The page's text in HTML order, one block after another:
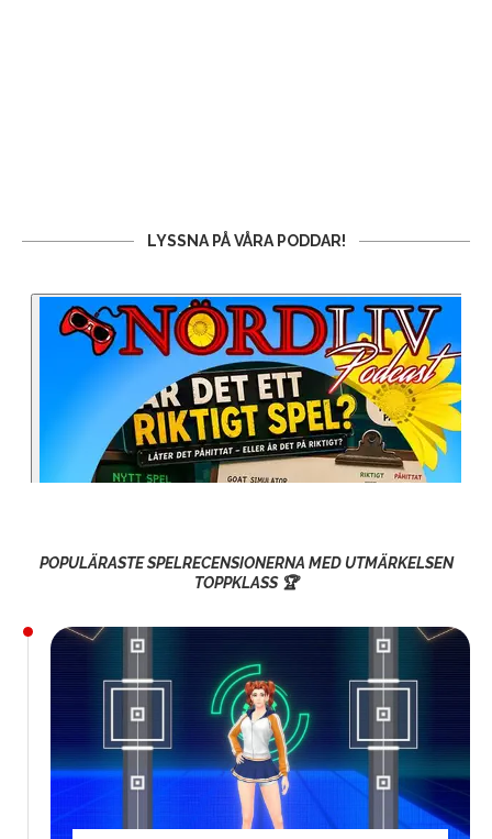
LYSSNA PÅ VÅRA PODDAR!
POPULÄRASTE SPELRECENSIONERNA MED UTMÄRKELSEN
TOPPKLASS 🏆